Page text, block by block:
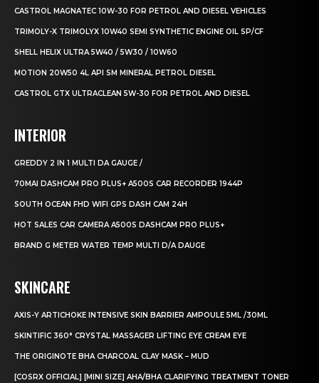
CASTROL MAGNATEC 10W-30 FOR PETROL AND DIESEL VEHICLES
TRIMOLY-X TRIMOLYX 10W40 SEMI SYNTHETIC ENGINE OIL SP/CF
SHELL HELIX ULTRA 5W40 / 5W30 / 10W60
MOTION 20W50 4L API SM MINERAL PETROL DIESEL
CASTROL GTX ULTRACLEAN 5W-30 FOR PETROL AND DIESEL
INTERIOR
GREDDY 2 IN 1 MULTI DA GAUGE /
70MAI DASHCAM PRO PLUS+ A500S CAR RECORDER 1944P
SOUTH OCEAN FHD WIFI GPS DASH CAM 24H
HOT SALES CAR CAMERA A500S DASHCAM PRO PLUS+
BRAND G METER WATER TEMP MULTI D/A DAUGE
SKINCARE
AXIS-Y ARTICHOKE INTENSIVE SKIN BARRIER AMPOULE 5ML /30ML
SKINTIFIC 360° CRYSTAL MASSAGER LIFTING EYE CREAM EYE
THE ORIGINOTE BHA CHARCOAL CLAY MASK – MUD
[COSRX OFFICIAL] [MINI SIZE] AHA/BHA CLARIFYING TREATMENT TONER